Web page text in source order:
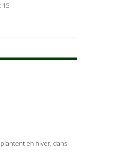
15
en hiver, dans